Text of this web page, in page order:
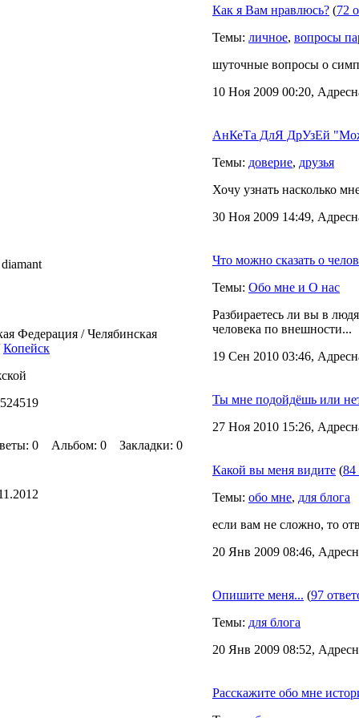
Федерация / Челябинская
Копейск
0 Альбом: 0 Закладки: 0
Как я Вам нравлюсь? (72
Темы: личное, вопросы
шуточные вопросы о
10 Ноя 2009 00:20,
АнКеТа ДлЯ ДрУзЕй
Темы: доверие, друзья
Хочу узнать насколько
30 Ноя 2009 14:49,
Что можно сказать о
Темы: Обо мне и О нас
Разбираетесь ли вы в
человека по внешности...
19 Сен 2010 03:46,
Ты мне подойдёшь или
27 Ноя 2010 15:26,
Какой вы меня видите (84
Темы: обо мне, для блога
если вам не сложно, то
20 Янв 2009 08:46,
Опишите меня... (97
Темы: для блога
20 Янв 2009 08:52,
Расскажите обо мне